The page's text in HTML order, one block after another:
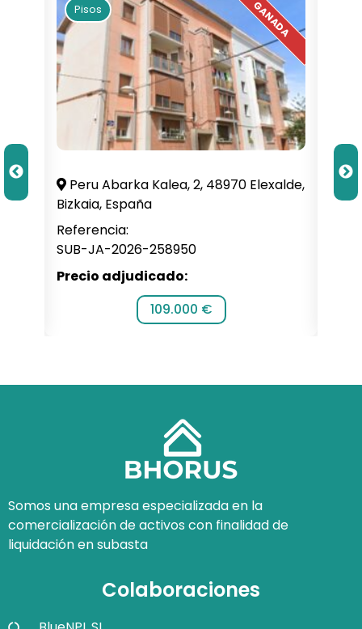
Pisos
Peru Abarka Kalea, 2, 48970 Elexalde,
Bizkaia, España
Referencia:
SUB-JA-2026-258950
Precio adjudicado:
109.000 €
C.
Somos una empresa especializada en la
comercialización de activos con finalidad de
liquidación en subasta
Colaboraciones